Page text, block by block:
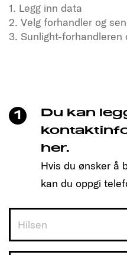
1. Legg inn data
2. Velg forhandler og
3. Sunlight-forhandleren
Så enkelt er
1. Legg inn data
2. Velg forhandler og
3. Sunlight-
1
Du kan
her.
Hvis du ønsker å
kan du oppgi
Hilsen